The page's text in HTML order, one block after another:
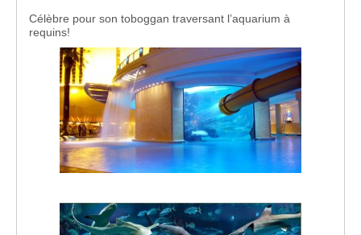
Célèbre pour son toboggan traversant l’aquarium à
requins!